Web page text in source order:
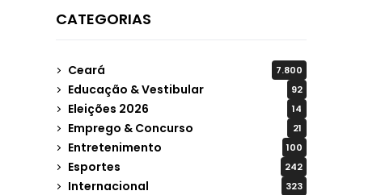
CATEGORIAS
Ceará 7.800
Educação & Vestibular 92
Eleições 2026 14
Emprego & Concurso 21
Entretenimento 100
Esportes 242
Internacional 323